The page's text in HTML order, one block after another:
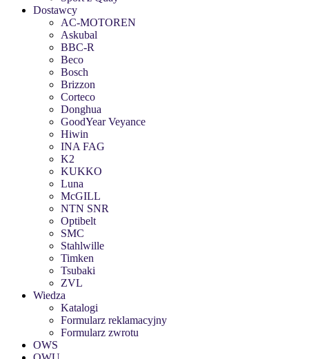
Dostawcy
AC-MOTOREN
Askubal
BBC-R
Beco
Bosch
Brizzon
Corteco
Donghua
GoodYear Veyance
Hiwin
INA FAG
K2
KUKKO
Luna
McGILL
NTN SNR
Optibelt
SMC
Stahlwille
Timken
Tsubaki
ZVL
Wiedza
Katalogi
Formularz reklamacyjny
Formularz zwrotu
OWS